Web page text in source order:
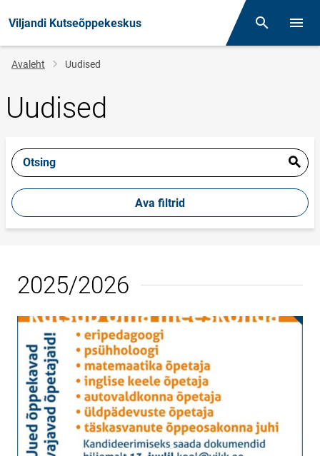
Viljandi Kutseõppekeskus Otsing
Jälglink
Avaleht Uudised
Uudised
Otsing
Ava filtrid
2025/2026